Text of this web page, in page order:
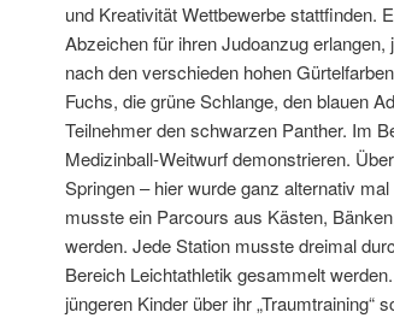
und Kreativität Wettbewerbe stattfinden.
Abzeichen für ihren Judoanzug
nach den verschieden hohen
Fuchs, die grüne Schlange, den blauen
Teilnehmer den schwarzen Panther. Im
Medizinball-Weitwurf demonstrieren.
Springen – hier wurde ganz alternativ
musste ein Parcours aus Kästen,
werden. Jede Station musste dreimal
Bereich Leichtathletik gesammelt
jüngeren Kinder über ihr